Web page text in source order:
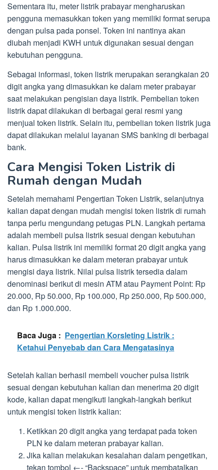
Sementara itu, meter listrik prabayar mengharuskan
pengguna memasukkan token yang memiliki format serupa
dengan pulsa pada ponsel. Token ini nantinya akan
diubah menjadi KWH untuk digunakan sesuai dengan
kebutuhan pengguna.
Sebagai informasi, token listrik merupakan serangkaian 20
digit angka yang dimasukkan ke dalam meter prabayar
saat melakukan pengisian daya listrik. Pembelian token
listrik dapat dilakukan di berbagai gerai resmi yang
menjual token listrik. Selain itu, pembelian token listrik juga
dapat dilakukan melalui layanan SMS banking di berbagai
bank.
Cara Mengisi Token Listrik di
Rumah dengan Mudah
Setelah memahami Pengertian Token Listrik, selanjutnya
kalian dapat dengan mudah mengisi token listrik di rumah
tanpa perlu mengundang petugas PLN. Langkah pertama
adalah membeli pulsa listrik sesuai dengan kebutuhan
kalian. Pulsa listrik ini memiliki format 20 digit angka yang
harus dimasukkan ke dalam meteran prabayar untuk
mengisi daya listrik. Nilai pulsa listrik tersedia dalam
denominasi berikut di mesin ATM atau Payment Point: Rp
20.000, Rp 50.000, Rp 100.000, Rp 250.000, Rp 500.000,
dan Rp 1.000.000.
Baca Juga : Pengertian Korsleting Listrik :
Ketahui Penyebab dan Cara Mengatasinya
Setelah kalian berhasil membeli voucher pulsa listrik
sesuai dengan kebutuhan kalian dan menerima 20 digit
kode, kalian dapat mengikuti langkah-langkah berikut
untuk mengisi token listrik kalian:
Ketikkan 20 digit angka yang terdapat pada token
PLN ke dalam meteran prabayar kalian.
Jika kalian melakukan kesalahan dalam pengetikan,
tekan tombol ←- “Backspace” untuk membatalkan